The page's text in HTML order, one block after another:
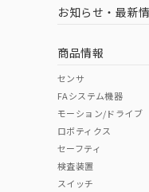
中国 RoHS 注意
中国 RoHS表
Pb Hg
（イギリス
お知らせ・最新
商品情報
センサ
FAシステム機器
モーション/ドライブ
ロボティクス
セーフティ
検査装置
スイッチ